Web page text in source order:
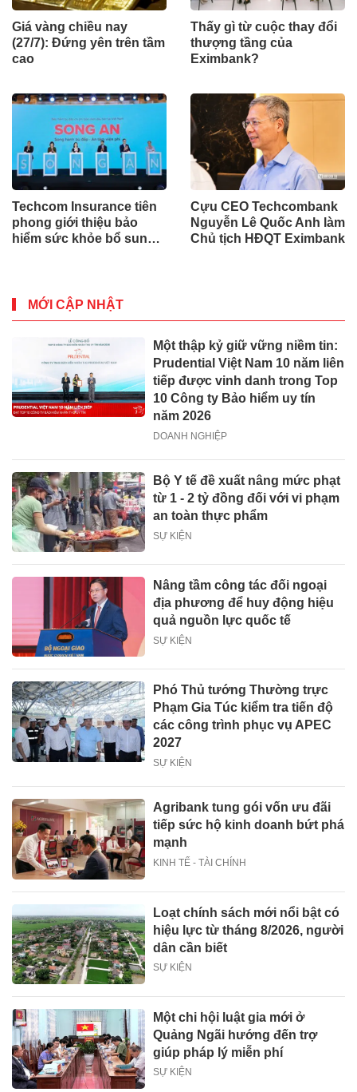
Giá vàng chiều nay
(27/7): Đứng yên trên tầm
cao
Thấy gì từ cuộc thay đổi
thượng tầng của
Eximbank?
Techcom Insurance tiên
phong giới thiệu bảo
hiểm sức khỏe bổ sung
Cựu CEO Techcombank
Nguyễn Lê Quốc Anh làm
Chủ tịch HĐQT Eximbank
MỚI CẬP NHẬT
Một thập kỷ giữ vững niềm tin:
Prudential Việt Nam 10 năm liên
tiếp được vinh danh trong Top
10 Công ty Bảo hiểm uy tín
năm 2026
DOANH NGHIỆP
Bộ Y tế đề xuất nâng mức phạt
từ 1 - 2 tỷ đồng đối với vi phạm
an toàn thực phẩm
SỰ KIỆN
Nâng tầm công tác đối ngoại
địa phương để huy động hiệu
quả nguồn lực quốc tế
SỰ KIỆN
Phó Thủ tướng Thường trực
Phạm Gia Túc kiểm tra tiến độ
các công trình phục vụ APEC
2027
SỰ KIỆN
Agribank tung gói vốn ưu đãi
tiếp sức hộ kinh doanh bứt phá
mạnh
KINH TẾ - TÀI CHÍNH
Loạt chính sách mới nổi bật có
hiệu lực từ tháng 8/2026, người
dân cần biết
SỰ KIỆN
Một chi hội luật gia mới ở
Quảng Ngãi hướng đến trợ
giúp pháp lý miễn phí
SỰ KIỆN